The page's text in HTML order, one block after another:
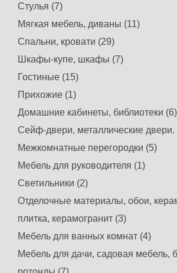
Стулья (7)
Мягкая мебель, диваны (11)
Спальни, кровати (29)
Шкафы-купе, шкафы (7)
Гостиные (15)
Прихожие (1)
Домашние кабинеты, библиотеки (6)
Сейф-двери, металлические двери.
Межкомнатные перегородки (5)
Мебель для руководителя (1)
Светильники (2)
Отделочные материалы, обои,
плитка, керамогранит (3)
Мебель для ванных комнат (4)
Мебель для дачи, садовая мебель,